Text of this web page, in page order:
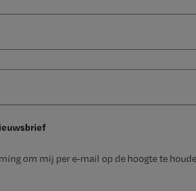
om mij per e-mail op de hoogte te